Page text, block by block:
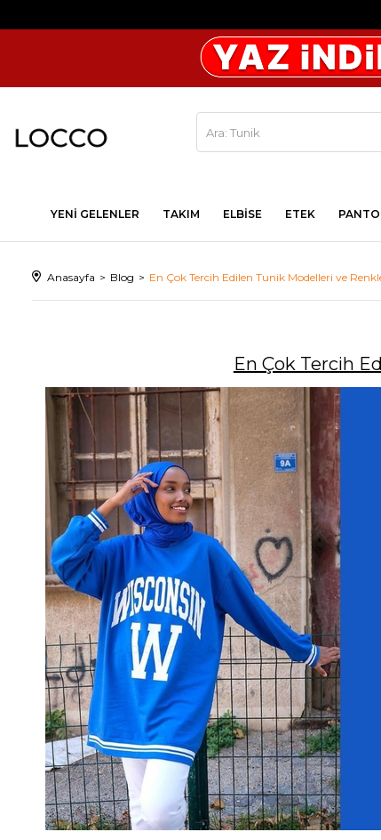
YENİ GELENLER TAKIM ELBİSE ETEK
Anasayfa Blog En Çok Tercih Edilen Tunik Modelleri ve
En Çok Tercih